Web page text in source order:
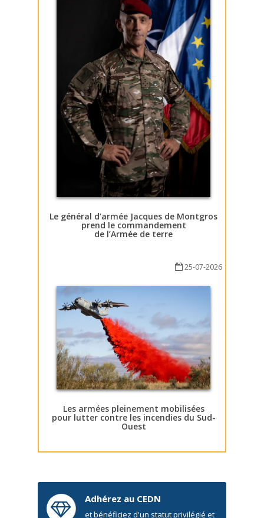
Le général d’armée Jacques de Montgros
prend le commandement
de l’Armée de terre
25-07-2026
Les armées pleinement mobilisées
pour lutter contre les incendies du Sud-
Ouest
Adhérez au CEDN
et bénéficiez d'un statut privilégié et